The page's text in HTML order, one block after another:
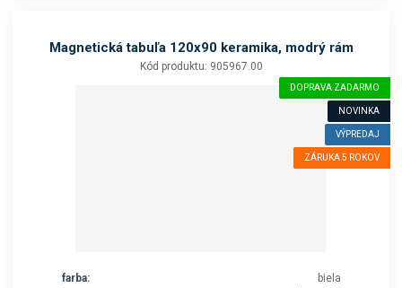
Magnetická tabuľa 120x90 keramika, modrý rám
Kód produktu: 905967.00
DOPRAVA ZADARMO
NOVINKA
VÝPREDAJ
ZÁRUKA 5 ROKOV
farba:
biela